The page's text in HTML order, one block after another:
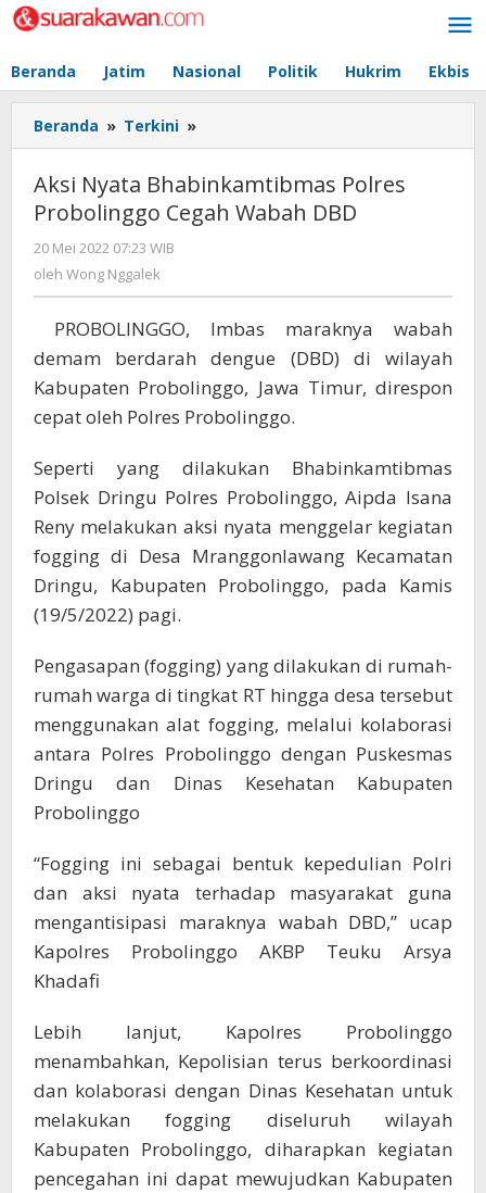
Lewati
ke
Beranda Jatim Nasional Politik Hukrim Ekbis
Beranda » Terkini »
Nyata
Bhabinkamtibmas
Polres
Probolinggo
Aksi Nyata Bhabinkamtibmas Polres
Probolinggo Cegah Wabah DBD
20 Mei 2022 07:23 WIB
oleh Wong Nggalek
PROBOLINGGO, Imbas maraknya wabah
demam berdarah dengue (DBD) di wilayah
Kabupaten Probolinggo, Jawa Timur, direspon
cepat oleh Polres Probolinggo.
Seperti yang dilakukan Bhabinkamtibmas
Polsek Dringu Polres Probolinggo, Aipda Isana
Reny melakukan aksi nyata menggelar kegiatan
fogging di Desa Mranggonlawang Kecamatan
Dringu, Kabupaten Probolinggo, pada Kamis
(19/5/2022) pagi.
Pengasapan (fogging) yang dilakukan di rumah-
rumah warga di tingkat RT hingga desa tersebut
menggunakan alat fogging, melalui kolaborasi
antara Polres Probolinggo dengan Puskesmas
Dringu dan Dinas Kesehatan Kabupaten
Probolinggo
“Fogging ini sebagai bentuk kepedulian Polri
dan aksi nyata terhadap masyarakat guna
mengantisipasi maraknya wabah DBD,” ucap
Kapolres Probolinggo AKBP Teuku Arsya
Khadafi
Lebih lanjut, Kapolres Probolinggo
menambahkan, Kepolisian terus berkoordinasi
dan kolaborasi dengan Dinas Kesehatan untuk
melakukan fogging diseluruh wilayah
Kabupaten Probolinggo, diharapkan kegiatan
pencegahan ini dapat mewujudkan Kabupaten